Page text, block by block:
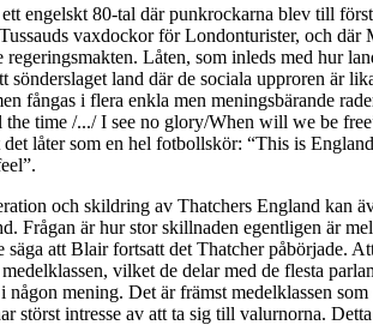
engelskt 80-tal där punkrockarna blev till
vaxdockor för Londonturister, och där
regeringsmakten. Låten, som inleds med hur
sönderslaget land där de sociala upproren är
fångas i flera enkla men meningsbärande
time /.../ I see no glory/When will we be
det låter som en hel fotbollskör: “This is
och skildring av Thatchers England kan
Frågan är hur stor skillnaden egentligen är
att Blair fortsatt det Thatcher påbörjade.
vilket de delar med de flesta
mening. Det är främst medelklassen som
störst intresse av att ta sig till valurnorna.